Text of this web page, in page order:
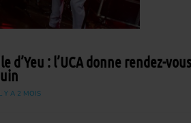
d’Yeu : l’UCA donne rendez-
Y A 2 MOIS